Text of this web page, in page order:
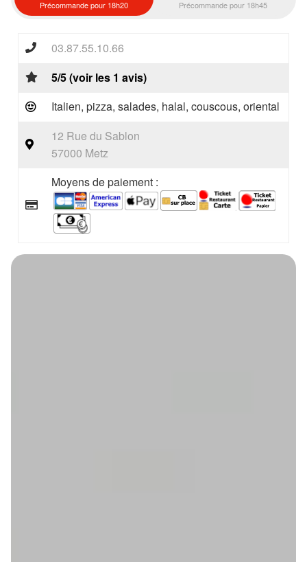
Précommande pour 18h20 Précommande pour 18h45
03.87.55.10.66
5/5 (voir les 1 avis)
Italien, pizza, salades, halal, couscous, oriental
12 Rue du Sablon
57000 Metz
Moyens de paiement :